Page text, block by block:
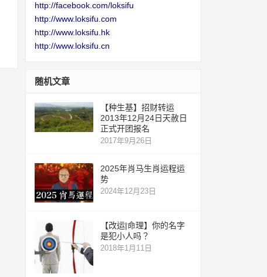
http://facebook.com/loksifu
http://www.loksifu.com
http://www.loksifu.hk
http://www.loksifu.cn
随机文章
【种生基】招财转运
2013年12月24日天赦日
正式开团报名
2017年9月26日
2025年肖马生肖运程运
势
2024年12月23日
【改运|命理】你的名字
是犯小人吗？
2018年1月11日